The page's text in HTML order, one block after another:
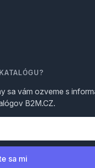
sa vám ozveme s
B2M.CZ.
sa mi